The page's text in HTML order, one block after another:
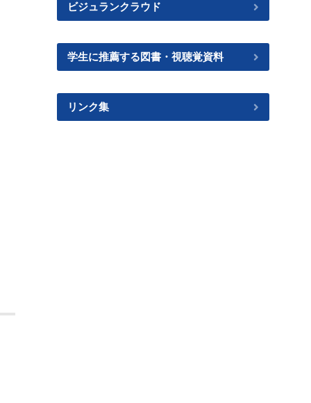
ビジュランクラウド
学生に推薦する図書・視聴覚資料
リンク集